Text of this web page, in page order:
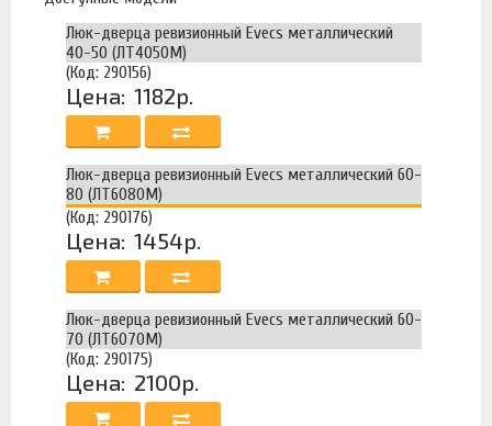
Люк-дверца ревизионный Evecs металлический
40-50 (ЛТ4050М)
(Код: 290156)
Цена: 1182р.
Люк-дверца ревизионный Evecs металлический 60-
80 (ЛТ6080М)
(Код: 290176)
Цена: 1454р.
Люк-дверца ревизионный Evecs металлический 60-
70 (ЛТ6070М)
(Код: 290175)
Цена: 2100р.